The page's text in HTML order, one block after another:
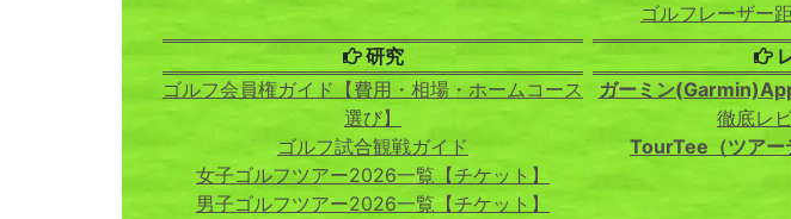
ゴルフレーザー
研究
ゴルフ会員権ガイド【費用・相場・ホームコース
選び】
ゴルフ試合観戦ガイド
女子ゴルフツアー2026一覧【チケット】
男子ゴルフツアー2026一覧【チケット】
ガーミン
徹底レ
TourTee（ツアー